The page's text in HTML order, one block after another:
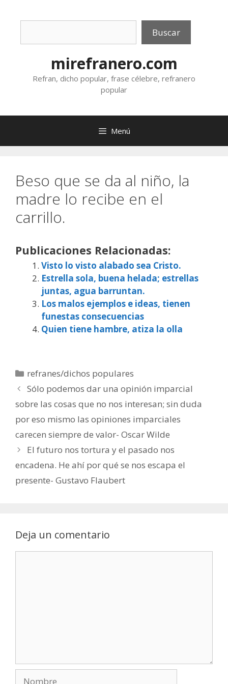
Buscar
mirefranero.com
Refran, dicho popular, frase célebre, refranero
popular
Menú
Beso que se da al niño, la
madre lo recibe en el
carrillo.
Publicaciones Relacionadas:
Visto lo visto alabado sea Cristo.
Estrella sola, buena helada; estrellas
juntas, agua barruntan.
Los malos ejemplos e ideas, tienen
funestas consecuencias
Quien tiene hambre, atiza la olla
Categorías
refranes/dichos populares
Sólo podemos dar una opinión imparcial
sobre las cosas que no nos interesan; sin duda
por eso mismo las opiniones imparciales
carecen siempre de valor- Oscar Wilde
El futuro nos tortura y el pasado nos
encadena. He ahí por qué se nos escapa el
presente- Gustavo Flaubert
Deja un comentario